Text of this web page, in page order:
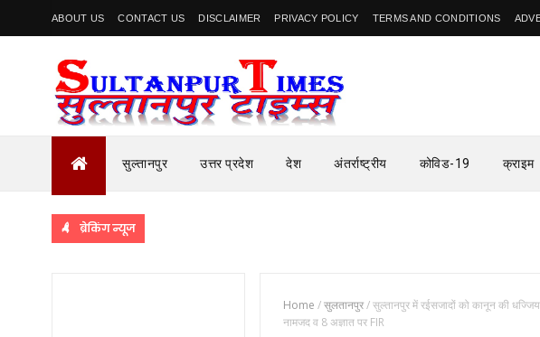
ABOUT US CONTACT US DISCLAIMER PRIVACY POLICY TERMS AND CONDITIONS
सुल्तानपुर उत्तर प्रदेश देश अंतर्राष्ट्रीय कोविड-19 क्राइम
ब्रेकिंग न्यूज
Home /सुलतानपुर/सुल्तानपुर में रईसजादों को कानून की धज्जियां
नामजद व 8 अज्ञात पर FIR